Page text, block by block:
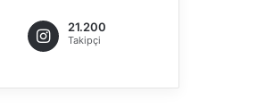
21.200
Takipçi